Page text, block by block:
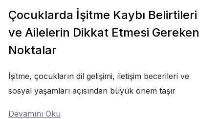
Çocuklarda İşitme Kaybı Belirtileri
ve Ailelerin Dikkat Etmesi Gereken
Noktalar
İşitme, çocukların dil gelişimi, iletişim becerileri ve
sosyal yaşamları açısından büyük önem taşır
Devamını Oku